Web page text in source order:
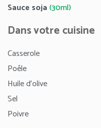
Sauce soja (30ml)
Dans votre cuisine
Casserole
Poêle
Huile d’olive
Sel
Poivre